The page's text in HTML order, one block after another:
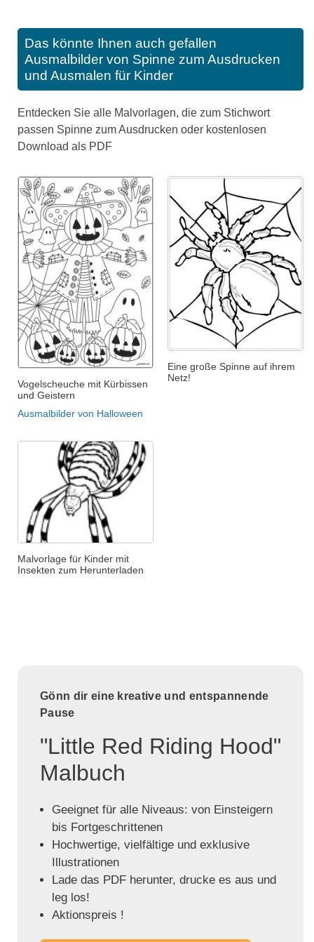
Das könnte Ihnen auch gefallen
Ausmalbilder von Spinne zum Ausdrucken
und Ausmalen für Kinder
Entdecken Sie alle Malvorlagen, die zum Stichwort
passen Spinne zum Ausdrucken oder kostenlosen
Download als PDF
Vogelscheuche mit Kürbissen
und Geistern
Ausmalbilder von Halloween
Eine große Spinne auf ihrem
Netz!
Malvorlage für Kinder mit
Insekten zum Herunterladen
Gönn dir eine kreative und entspannende
Pause
"Little Red Riding Hood"
Malbuch
Geeignet für alle Niveaus: von Einsteigern
bis Fortgeschrittenen
Hochwertige, vielfältige und exklusive
Illustrationen
Lade das PDF herunter, drucke es aus und
leg los!
Aktionspreis !